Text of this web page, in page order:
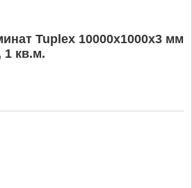
Tuplex 10000x1000x3 мм
1 кв.м.